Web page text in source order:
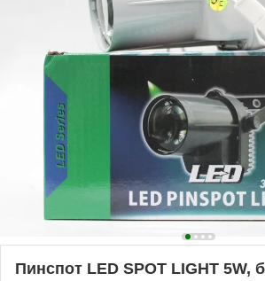
Пинспот LED SPOT LIGHT 5W,